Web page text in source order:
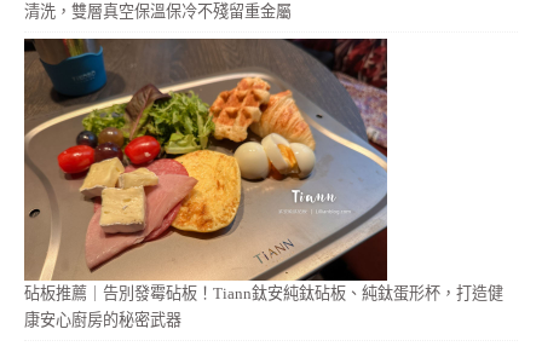
清洗，雙層真空保溫保冷不殘留重金屬
砧板推薦｜告別發霉砧板！Tiann鈦安純鈦砧板、純鈦蛋形杯，打造健
康安心廚房的秘密武器